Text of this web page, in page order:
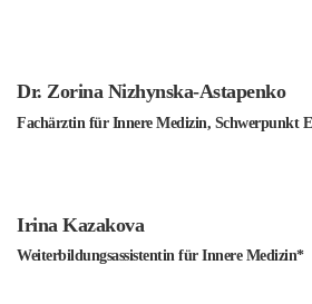
Dr. Zorina Nizhynska-Astapenko
Fachärztin für Innere Medizin, Schwerpunkt
Irina Kazakova
Weiterbildungsassistentin für Innere Medizin*